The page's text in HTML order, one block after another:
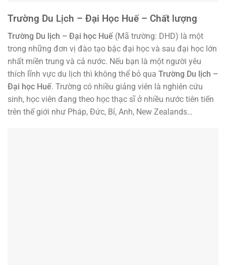
Trường Du Lịch – Đại Học Huế – Chất lượng
Trường Du lịch – Đại học Huế (Mã trường: DHD) là một
trong những đơn vị đào tạo bậc đại học và sau đại học lớn
nhất miền trung và cả nước. Nếu bạn là một người yêu
thích lĩnh vực du lịch thì không thể bỏ qua Trường Du lịch –
Đại học Huế. Trường có nhiều giảng viên là nghiên cứu
sinh, học viên đang theo học thạc sĩ ở nhiều nước tiên tiến
trên thế giới như Pháp, Đức, Bỉ, Anh, New Zealands…